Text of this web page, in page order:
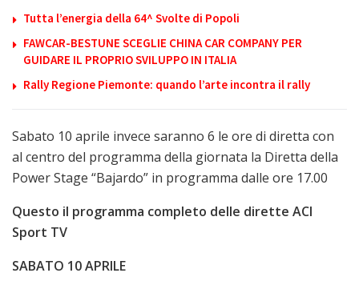
Tutta l’energia della 64^ Svolte di Popoli
FAWCAR-BESTUNE SCEGLIE CHINA CAR COMPANY PER
GUIDARE IL PROPRIO SVILUPPO IN ITALIA
Rally Regione Piemonte: quando l’arte incontra il rally
Sabato 10 aprile invece saranno 6 le ore di diretta con
al centro del programma della giornata la Diretta della
Power Stage “Bajardo” in programma dalle ore 17.00
Questo il programma completo delle dirette ACI
Sport TV
SABATO 10 APRILE